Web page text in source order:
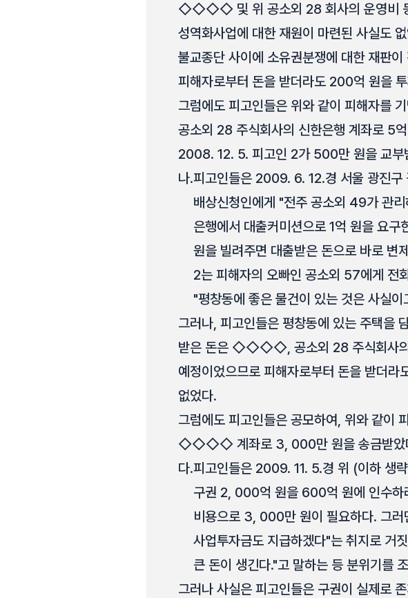
◇◇◇◇ 및 위 공소외 28 회사의 운영비
성역화사업에 대한 재원이 마련된 사실도
불교종단 사이에 소유권분쟁에 대한 재판
피해자로부터 돈을 받더라도 200억 원을
그럼에도 피고인들은 위와 같이 피해자를
공소외 28 주식회사의 신한은행 계좌로 5
2008. 12. 5. 피고인 2가 500만 원을 교
나.피고인들은 2009. 6. 12.경 서울 광진
배상신청인에게 "전주 공소외 49가 관
은행에서 대출커미션으로 1억 원을 요
원을 빌려주면 대출받은 돈으로 바로 변
2는 피해자의 오빠인 공소외 57에게 전
"평창동에 좋은 물건이 있는 것은 사실
그러나, 피고인들은 평창동에 있는 주택을
받은 돈은 ◇◇◇◇, 공소외 28 주식회사의
예정이었으므로 피해자로부터 돈을 받더라
없었다.
그럼에도 피고인들은 공모하여, 위와 같이
◇◇◇◇ 계좌로 3, 000만 원을 송금받았
다.피고인들은 2009. 11. 5.경 위 (이하
구권 2, 000억 원을 600억 원에 인수하
비용으로 3, 000만 원이 필요하다. 그러
사업투자금도 지급하겠다"는 취지로 거
큰 돈이 생긴다."고 말하는 등 분위기를
그러나 사실은 피고인들은 구권이 실제로